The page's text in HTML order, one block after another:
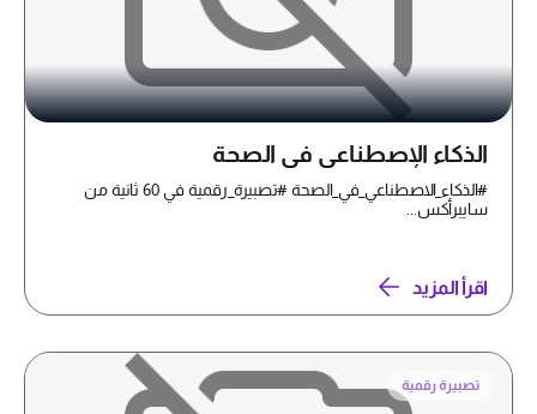
الذكاء الإصطناعي في الصحة
#الذكاء_الاصطناعي_في_الصحة #تصبيرة_رقمية في 60 ثانية من
سايبرأكس...
اقرأ المزيد
تصبيرة رقمية